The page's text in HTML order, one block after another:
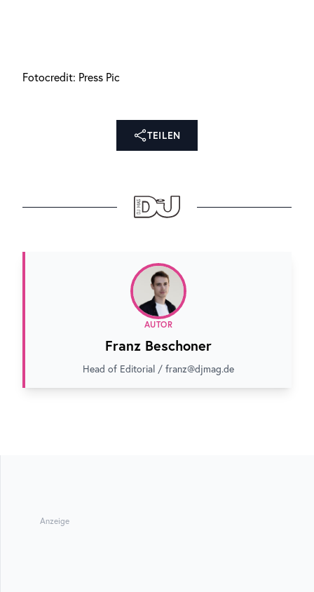
Fotocredit: Press Pic
TEILEN
AUTOR
Franz Beschoner
Head of Editorial / franz@djmag.de
Anzeige